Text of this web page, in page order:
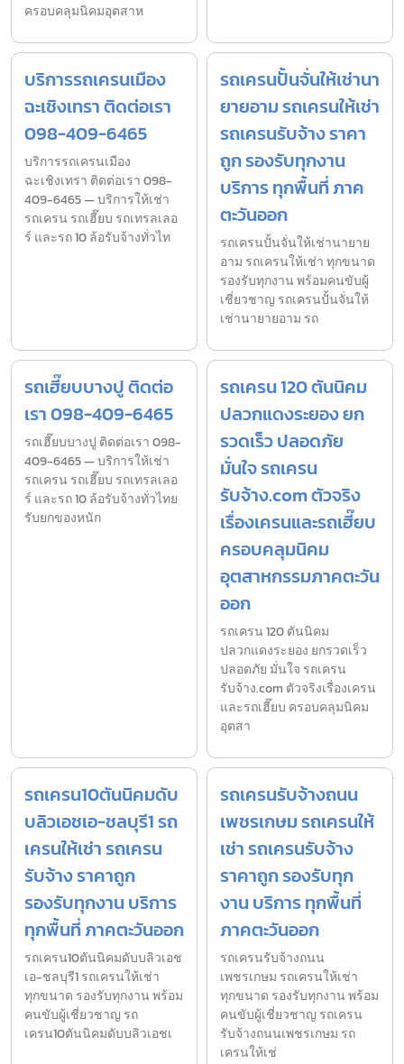
ครอบคลุมนิคมอุตสาห
บริการรถเครนเมือง
ฉะเชิงเทรา ติดต่อเรา
098-409-6465
บริการรถเครนเมือง
ฉะเชิงเทรา ติดต่อเรา 098-
409-6465 — บริการให้เช่า
รถเครน รถเฮี๊ยบ รถเทรลเลอ
ร์ และรถ 10 ล้อรับจ้างทั่วไท
รถเครนปั้นจั่นให้เช่านา
ยายอาม รถเครนให้เช่า
รถเครนรับจ้าง ราคา
ถูก รองรับทุกงาน
บริการ ทุกพื้นที่ ภาค
ตะวันออก
รถเครนปั้นจั่นให้เช่านายาย
อาม รถเครนให้เช่า ทุกขนาด
รองรับทุกงาน พร้อมคนขับผู้
เชี่ยวชาญ รถเครนปั้นจั่นให้
เช่านายายอาม รถ
รถเฮี๊ยบบางปู ติดต่อ
เรา 098-409-6465
รถเฮี๊ยบบางปู ติดต่อเรา 098-
409-6465 — บริการให้เช่า
รถเครน รถเฮี๊ยบ รถเทรลเลอ
ร์ และรถ 10 ล้อรับจ้างทั่วไทย
รับยกของหนัก
รถเครน 120 ตันนิคม
ปลวกแดงระยอง ยก
รวดเร็ว ปลอดภัย
มั่นใจ รถเครน
รับจ้าง.com ตัวจริง
เรื่องเครนและรถเฮี๊ยบ
ครอบคลุมนิคม
อุตสาหกรรมภาคตะวัน
ออก
รถเครน 120 ตันนิคม
ปลวกแดงระยอง ยกรวดเร็ว
ปลอดภัย มั่นใจ รถเครน
รับจ้าง.com ตัวจริงเรื่องเครน
และรถเฮี๊ยบ ครอบคลุมนิคม
อุตสา
รถเครน10ตันนิคมดับ
บลิวเอชเอ-ชลบุรี1 รถ
เครนให้เช่า รถเครน
รับจ้าง ราคาถูก
รองรับทุกงาน บริการ
ทุกพื้นที่ ภาคตะวันออก
รถเครน10ตันนิคมดับบลิวเอช
เอ-ชลบุรี1 รถเครนให้เช่า
ทุกขนาด รองรับทุกงาน พร้อม
คนขับผู้เชี่ยวชาญ รถ
เครน10ตันนิคมดับบลิวเอชเ
รถเครนรับจ้างถนน
เพชรเกษม รถเครนให้
เช่า รถเครนรับจ้าง
ราคาถูก รองรับทุก
งาน บริการ ทุกพื้นที่
ภาคตะวันออก
รถเครนรับจ้างถนน
เพชรเกษม รถเครนให้เช่า
ทุกขนาด รองรับทุกงาน พร้อม
คนขับผู้เชี่ยวชาญ รถเครน
รับจ้างถนนเพชรเกษม รถ
เครนให้เช่